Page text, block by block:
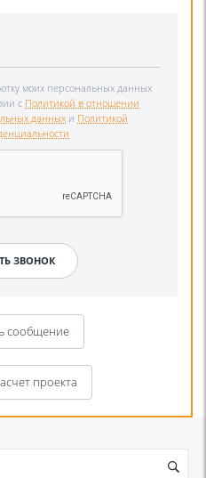
моих персональных данных
с Политикой в отношении
данных и Политикой
сообщение
проекта